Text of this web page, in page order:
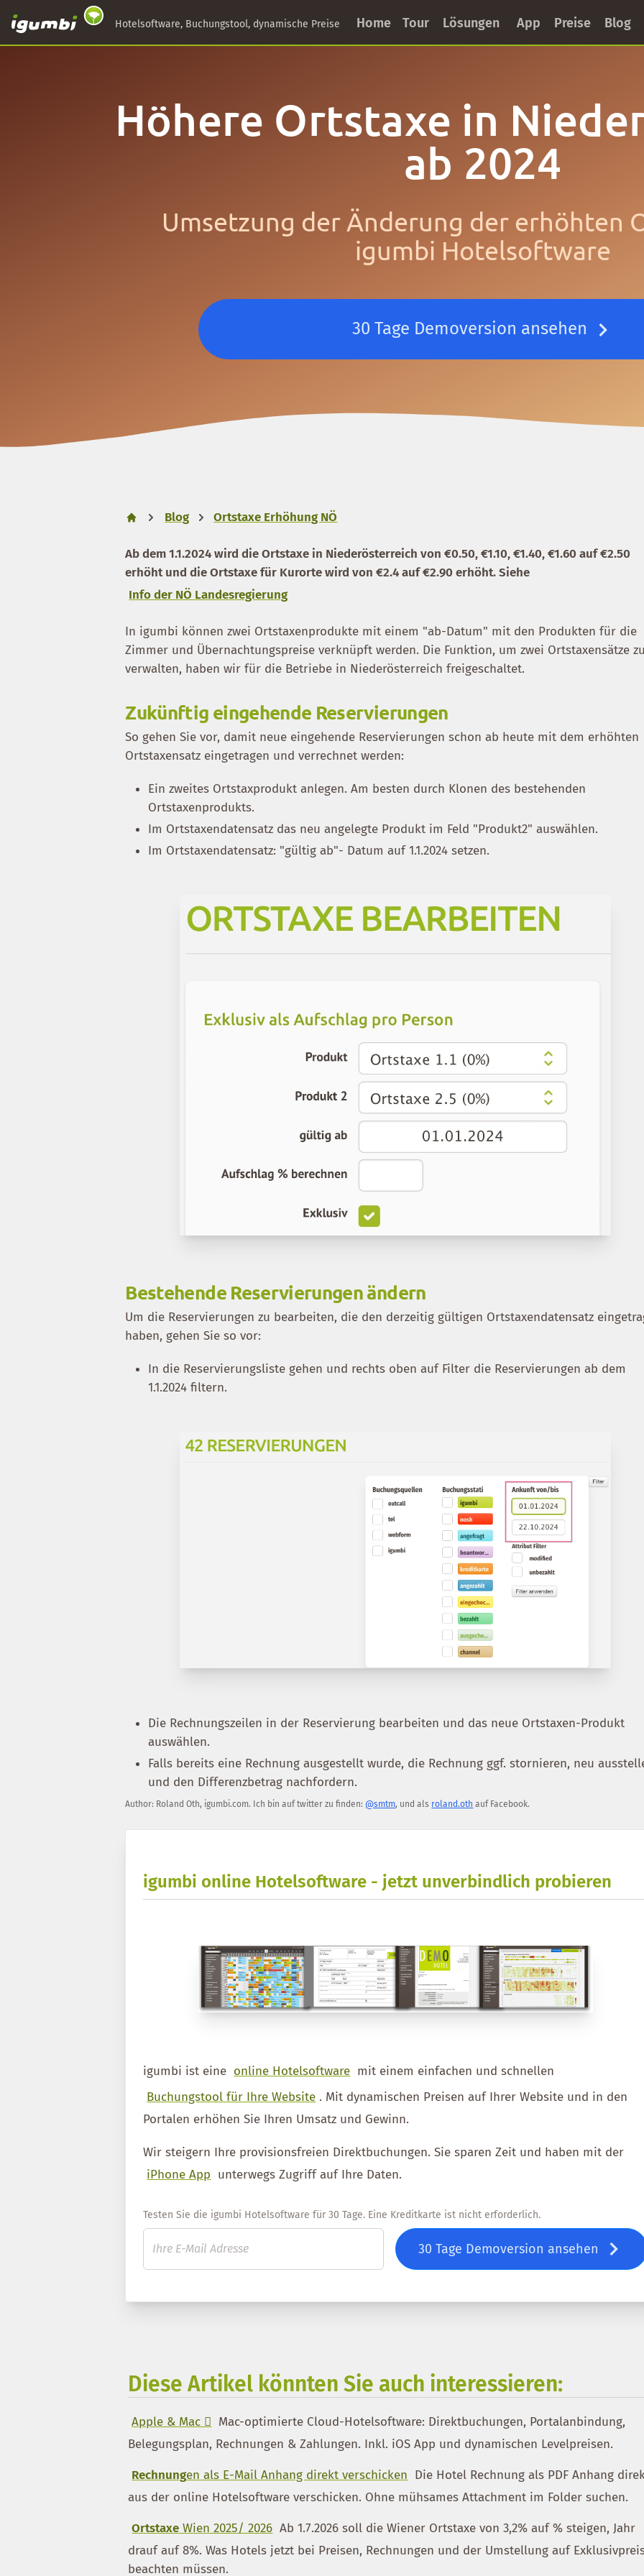
Hotelsoftware, Buchungstool, dynamische Preise Home Tour Lösungen App Preise Blog
Höhere Ortstaxe in
ab 2024
Umsetzung der Änderung der erhöhten
igumbi Hotelsoftware
30 Tage Demoversion ansehen
Blog Ortstaxe Erhöhung NÖ
Ab dem 1.1.2024 wird die Ortstaxe in Niederösterreich von €0.50, €1.10, €1.40, €1.60 auf €2.50
erhöht und die Ortstaxe für Kurorte wird von €2.4 auf €2.90 erhöht. Siehe
Info der NÖ Landesregierung
In igumbi können zwei Ortstaxenprodukte mit einem "ab-Datum" mit den Produkten für die
Zimmer und Übernachtungspreise verknüpft werden. Die Funktion, um zwei Ortstaxensätze
verwalten, haben wir für die Betriebe in Niederösterreich freigeschaltet.
Zukünftig eingehende Reservierungen
So gehen Sie vor, damit neue eingehende Reservierungen schon ab heute mit dem erhöhten
Ortstaxensatz eingetragen und verrechnet werden:
Ein zweites Ortstaxprodukt anlegen. Am besten durch Klonen des bestehenden
Ortstaxenprodukts.
Im Ortstaxendatensatz das neu angelegte Produkt im Feld "Produkt2" auswählen.
Im Ortstaxendatensatz: "gültig ab"- Datum auf 1.1.2024 setzen.
Bestehende Reservierungen ändern
Um die Reservierungen zu bearbeiten, die den derzeitig gültigen Ortstaxendatensatz
haben, gehen Sie so vor:
In die Reservierungsliste gehen und rechts oben auf Filter die Reservierungen ab dem
1.1.2024 filtern.
Die Rechnungszeilen in der Reservierung bearbeiten und das neue Ortstaxen-Produkt
auswählen.
Falls bereits eine Rechnung ausgestellt wurde, die Rechnung ggf. stornieren, neu
und den Differenzbetrag nachfordern.
Author: Roland Oth, igumbi.com. Ich bin auf twitter zu finden: @smtm, und als roland.oth auf Facebook.
igumbi online Hotelsoftware - jetzt unverbindlich probieren
igumbi ist eine online Hotelsoftware mit einem einfachen und schnellen
Buchungstool für Ihre Website . Mit dynamischen Preisen auf Ihrer Website und in den
Portalen erhöhen Sie Ihren Umsatz und Gewinn.
Wir steigern Ihre provisionsfreien Direktbuchungen. Sie sparen Zeit und haben mit der
iPhone App unterwegs Zugriff auf Ihre Daten.
Testen Sie die igumbi Hotelsoftware für 30 Tage. Eine Kreditkarte ist nicht erforderlich.
30 Tage Demoversion ansehen
Diese Artikel könnten Sie auch interessieren:
Apple & Mac  Mac-optimierte Cloud-Hotelsoftware: Direktbuchungen, Portalanbindung,
Belegungsplan, Rechnungen & Zahlungen. Inkl. iOS App und dynamischen Levelpreisen.
Rechnungen als E-Mail Anhang direkt verschicken Die Hotel Rechnung als PDF Anhang
aus der online Hotelsoftware verschicken. Ohne mühsames Attachment im Folder suchen.
Ortstaxe Wien 2025/ 2026 Ab 1.7.2026 soll die Wiener Ortstaxe von 3,2% auf % steigen, Jahr
drauf auf 8%. Was Hotels jetzt bei Preisen, Rechnungen und der Umstellung auf
beachten müssen.